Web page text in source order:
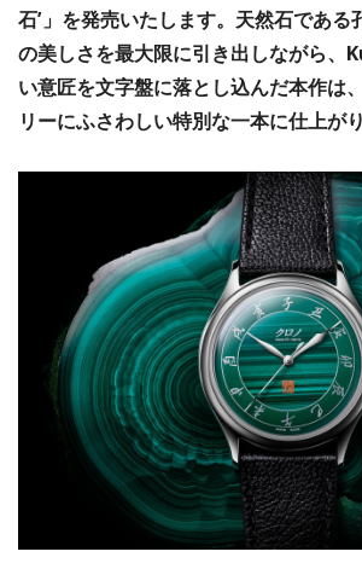
石’」を発売いたします。天然石である
の美しさを最大限に引き出しながら、
い意匠を文字盤に落とし込んだ本作は
リーにふさわしい特別な一本に仕上が